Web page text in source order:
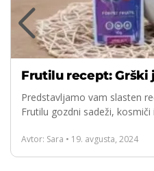
Frutilu recept: Grški
Predstavljamo vam slasten
Frutilu gozdni sadeži, kosmiči
Avtor: Sara • 19. avgusta, 2024